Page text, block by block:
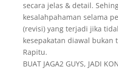
secara jelas & detail.
kesalahpahaman selama
(revisi) yang terjadi jika
kesepakatan diawal bukan
Rapitu.
BUAT JAGA2 GUYS, JADI